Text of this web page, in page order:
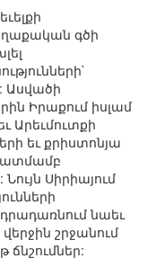
գծի
Ասվածի
Իրաքում իսլամ
Արեւմուտքի
եւ քրիստոնյա
Սիրիայում
նաեւ
շրջանում